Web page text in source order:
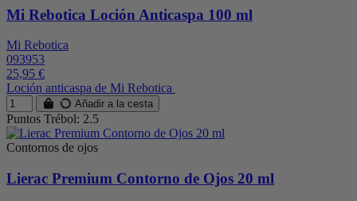
Mi Rebotica Loción Anticaspa 100 ml
Mi Rebotica
093953
25,95 €
Loción anticaspa de Mi Rebotica
Añadir a la cesta
Puntos Trébol: 2.5
Contornos de ojos
Lierac Premium Contorno de Ojos 20 ml